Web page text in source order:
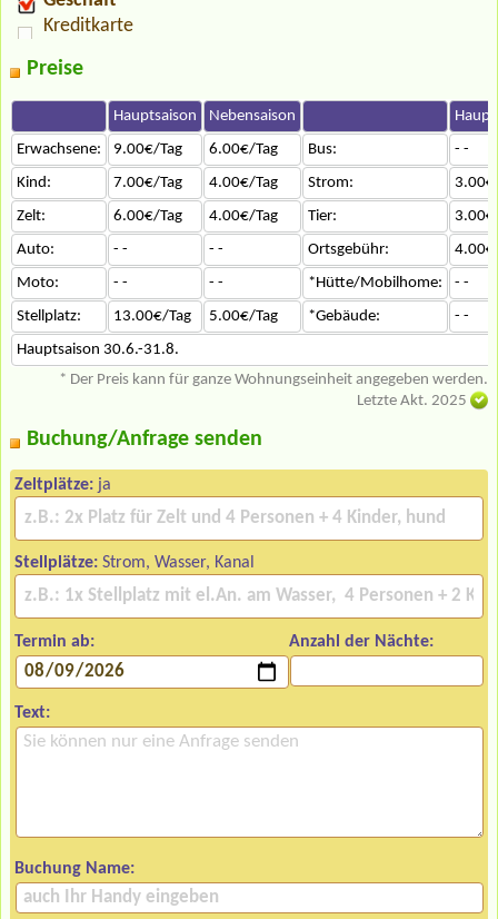
Kreditkarte
Preise
Hauptsaison Nebensaison
Erwachsene:
9.00€/Tag 6.00€/Tag Bus:
- -
Kind:
7.00€/Tag 4.00€/Tag Strom:
Zelt:
6.00€/Tag 4.00€/Tag Tier:
Auto:
- - - - Ortsgebühr:
Moto:
- - - - *Hütte/Mobilhome:
- -
Stellplatz:
13.00€/Tag 5.00€/Tag *Gebäude:
- -
Hauptsaison 30.6.-31.8.
* Der Preis kann für ganze Wohnungseinheit angegeben werden.
Letzte Akt. 2025
Buchung/Anfrage senden
Zeltplätze: ja
Stellplätze: Strom, Wasser, Kanal
Termin ab: Anzahl der Nächte:
Text:
Buchung Name: